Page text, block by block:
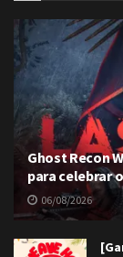
Ghost Recon
para celebrar
06/08/2026